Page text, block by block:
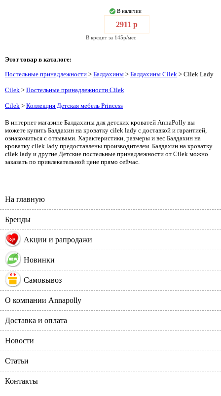
В наличии
2911 р
В кредит за 145р/мес
Этот товар в каталоге:
Постельные принадлежности > Балдахины > Балдахины Cilek > Cilek Lady
Cilek > Постельные принадлежности Cilek
Cilek > Коллекция Детская мебель Princess
В интернет магазине Балдахины для детских кроватей AnnaPolly вы
можете купить Балдахин на кроватку cilek lady с доставкой и гарантией,
ознакомиться с отзывами. Характеристики, размеры и вес Балдахин на
кроватку cilek lady предоставлены производителем. Балдахин на кроватку
cilek lady и другие Детские постельные принадлежности от Cilek можно
заказать по привлекательной цене прямо сейчас.
На главную
Бренды
% Акции и рапродажи
Новинки
Самовывоз
О компании Annapolly
Доставка и оплата
Новости
Статьи
Контакты